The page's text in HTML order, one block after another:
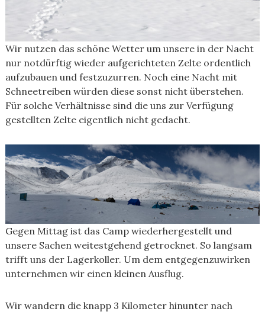
Wir nutzen das schöne Wetter um unsere in der Nacht
nur notdürftig wieder aufgerichteten Zelte ordentlich
aufzubauen und festzuzurren. Noch eine Nacht mit
Schneetreiben würden diese sonst nicht überstehen.
Für solche Verhältnisse sind die uns zur Verfügung
gestellten Zelte eigentlich nicht gedacht.
Gegen Mittag ist das Camp wiederhergestellt und
unsere Sachen weitestgehend getrocknet. So langsam
trifft uns der Lagerkoller. Um dem entgegenzuwirken
unternehmen wir einen kleinen Ausflug.
Wir wandern die knapp 3 Kilometer hinunter nach